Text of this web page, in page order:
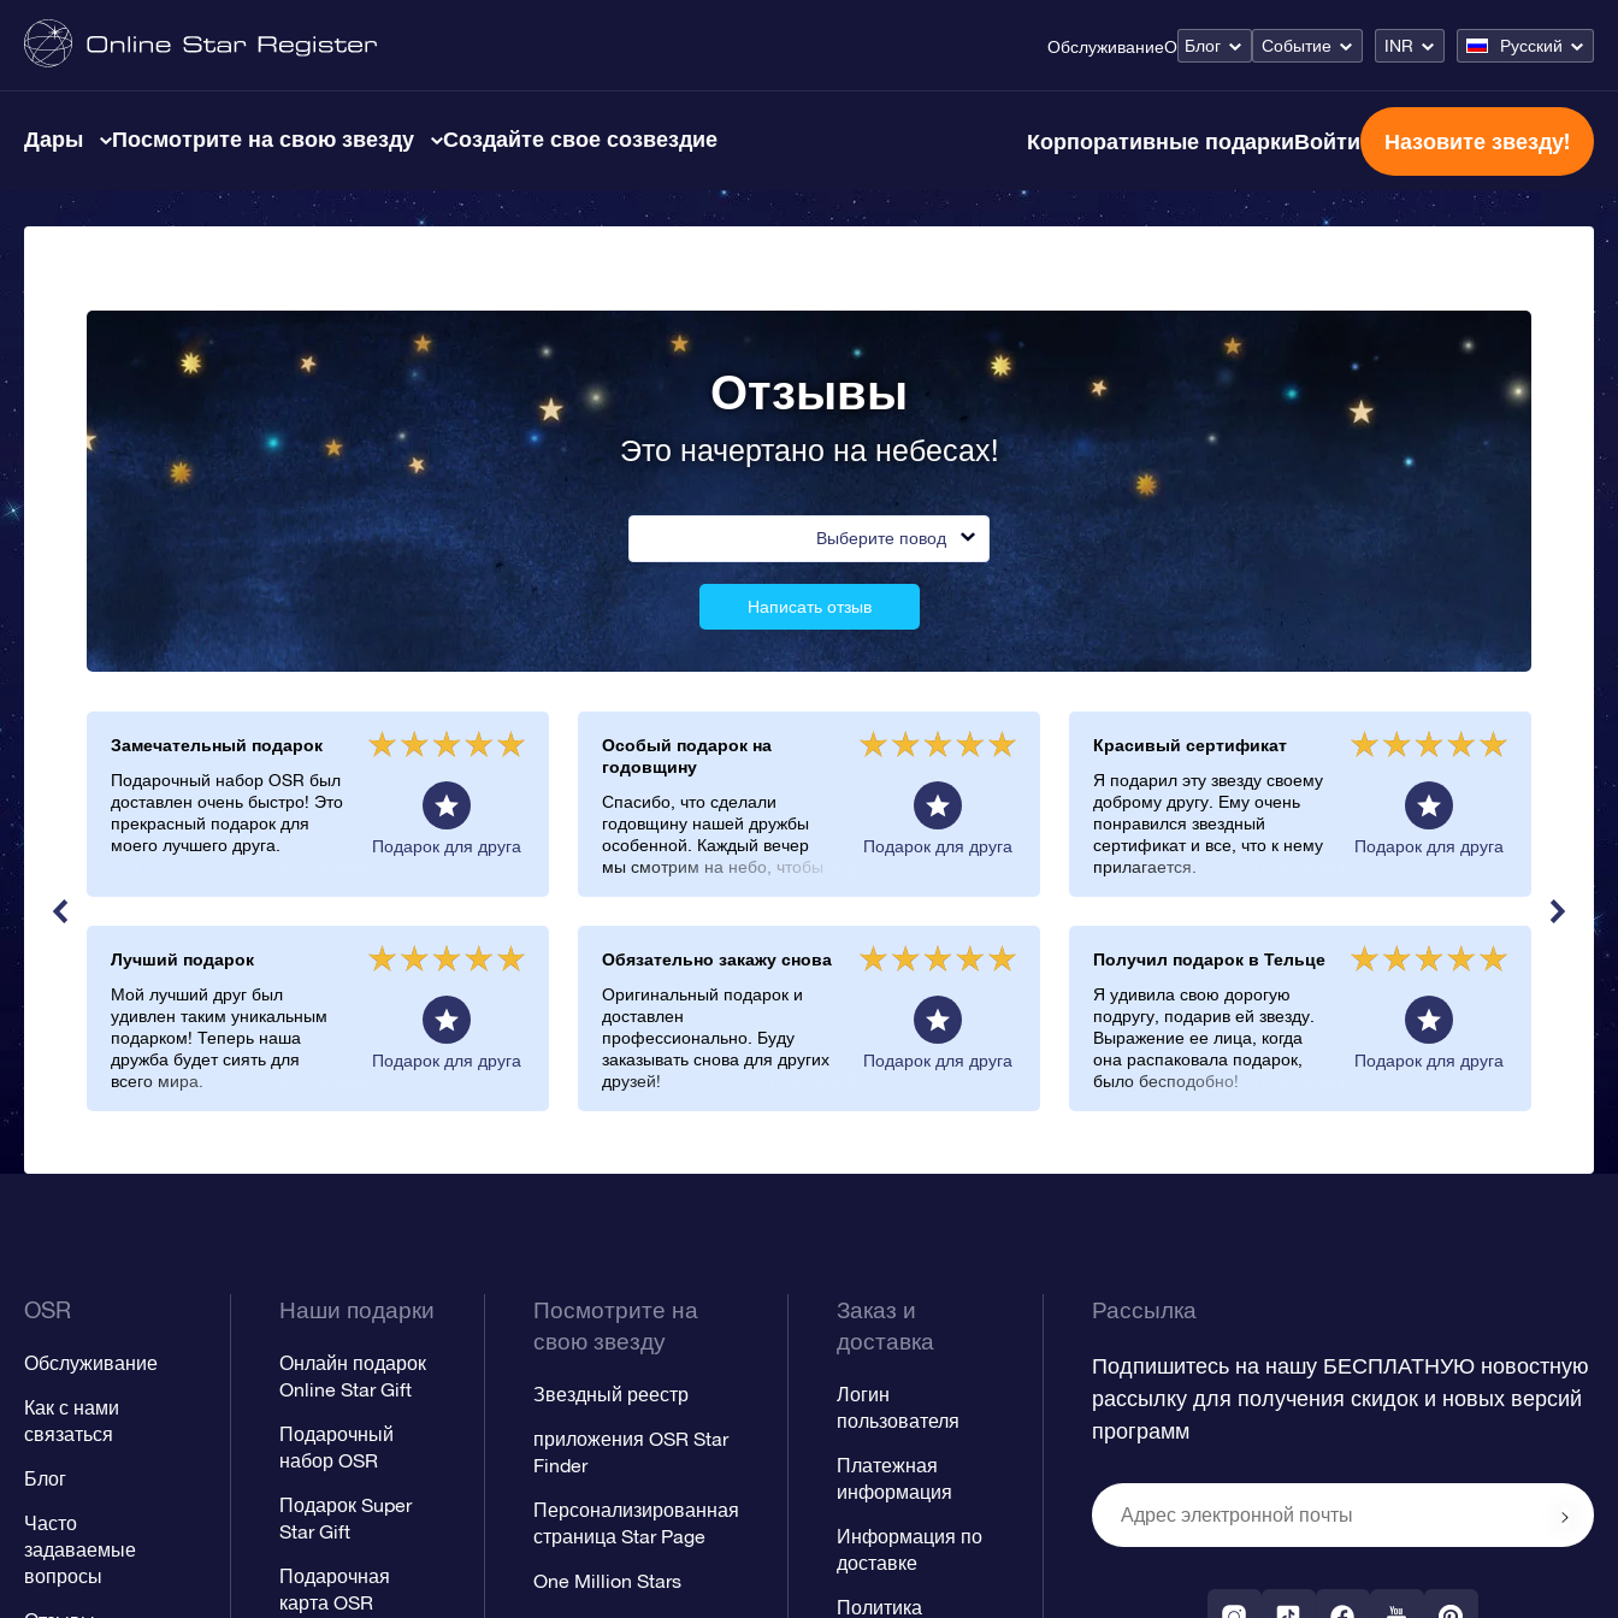
ОбслуживаниеО Блог Событие INR Русский
Дары Посмотрите на свою звезду Создайте свое созвездие Корпоративные подаркиВойти Назовите звезду!
Отзывы
Это начертано на небесах!
Выберите повод
Написать отзыв
Замечательный подарок
Подарочный набор OSR был
доставлен очень быстро! Это
прекрасный подарок для
моего лучшего друга.
Подарок для друга
Лучший подарок
Мой лучший друг был
удивлен таким уникальным
подарком! Теперь наша
дружба будет сиять для
всего мира.
Подарок для друга
Особый подарок на
годовщину
Спасибо, что сделали
годовщину нашей дружбы
особенной. Каждый вечер
мы смотрим на небо, чтобы
Подарок для друга
Обязательно закажу снова
Оригинальный подарок и
доставлен
профессионально. Буду
заказывать снова для других
друзей!
Подарок для друга
Красивый сертификат
Я подарил эту звезду своему
доброму другу. Ему очень
понравился звездный
сертификат и все, что к нему
прилагается.
Подарок для друга
Получил подарок в Тельце
Я удивила свою дорогую
подругу, подарив ей звезду.
Выражение ее лица, когда
она распаковала подарок,
было бесподобно!
Подарок для друга
OSR
Обслуживание
Как с нами
связаться
Блог
Часто
задаваемые
вопросы
Наши подарки
Онлайн подарок
Online Star Gift
Подарочный
набор OSR
Подарок Super
Star Gift
Подарочная
карта OSR
Посмотрите на
свою звезду
Звездный реестр
приложения OSR Star
Finder
Персонализированная
страница Star Page
One Million Stars
Заказ и
доставка
Логин
пользователя
Платежная
информация
Информация по
доставке
Политика
Рассылка
Подпишитесь на нашу БЕСПЛАТНУЮ новостную
рассылку для получения скидок и новых версий
программ